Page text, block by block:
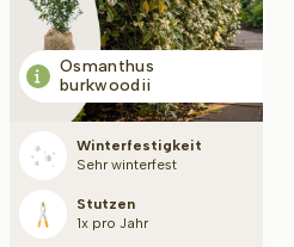
Osmanthus
burkwoodii
Winterfestigkeit
Sehr winterfest
Stutzen
1x pro Jahr